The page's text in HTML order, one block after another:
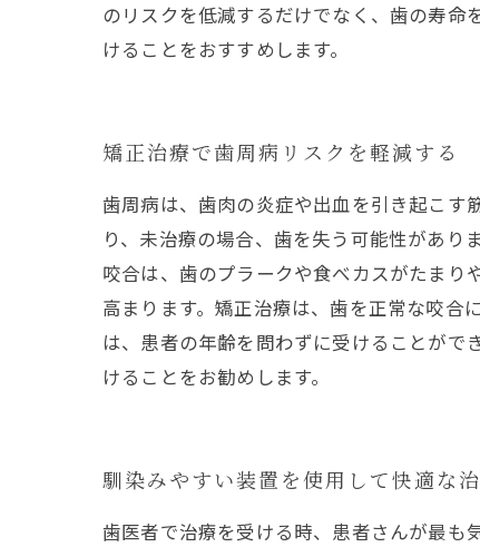
のリスクを低減するだけでなく、歯の寿命
けることをおすすめします。
矯正治療で歯周病リスクを軽減する
歯周病は、歯肉の炎症や出血を引き起こす
り、未治療の場合、歯を失う可能性があり
咬合は、歯のプラークや食べカスがたまり
高まります。矯正治療は、歯を正常な咬合
は、患者の年齢を問わずに受けることがで
けることをお勧めします。
馴染みやすい装置を使用して快適な
歯医者で治療を受ける時、患者さんが最も